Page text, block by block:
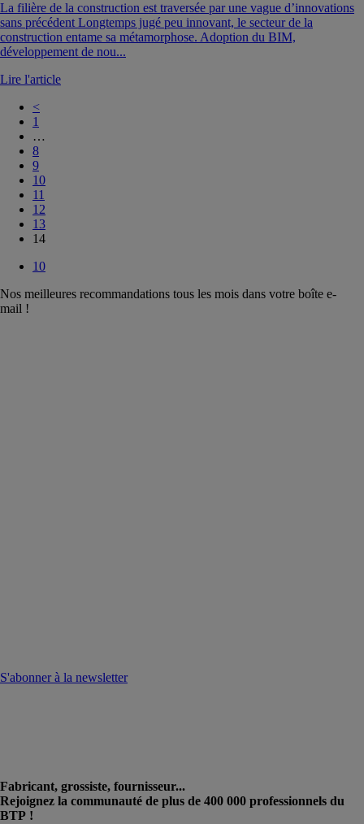
La filière de la construction est traversée par une vague d’innovations
sans précédent Longtemps jugé peu innovant, le secteur de la
construction entame sa métamorphose. Adoption du BIM,
développement de nou...
Lire l'article
<
1
…
8
9
10
11
12
13
14
10
Nos meilleures recommandations tous les mois dans votre boîte e-
mail !
S'abonner à la newsletter
Fabricant, grossiste, fournisseur...
Rejoignez la communauté de plus de 400 000 professionnels du
BTP !